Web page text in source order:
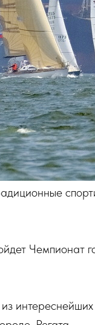
Чемпионат
интереснейших